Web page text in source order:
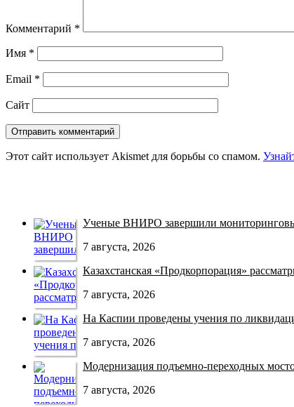
Комментарий *
Имя *
Email *
Сайт
Этот сайт использует Akismet для борьбы со спамом.
Ученые ВНИРО завершили
7 августа, 2026
Казахстанская «Продкорпорация»
7 августа, 2026
На Каспии проведены учения по
7 августа, 2026
Модернизация подъемно-переходных
7 августа, 2026